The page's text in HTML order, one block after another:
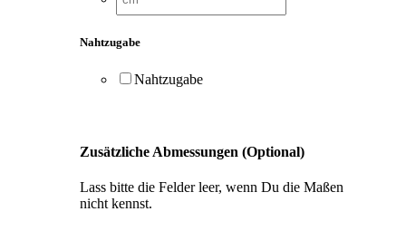
Nahtzugabe
Nahtzugabe
Zusätzliche Abmessungen (Optional)
Lass bitte die Felder leer, wenn Du die Maßen
nicht kennst.